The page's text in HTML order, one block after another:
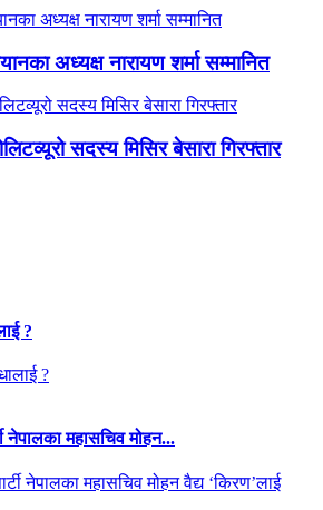
अध्यक्ष नारायण शर्मा सम्मानित
सदस्य मिसिर बेसारा गिरफ्तार
?
नेपालका महासचिव मोहन...